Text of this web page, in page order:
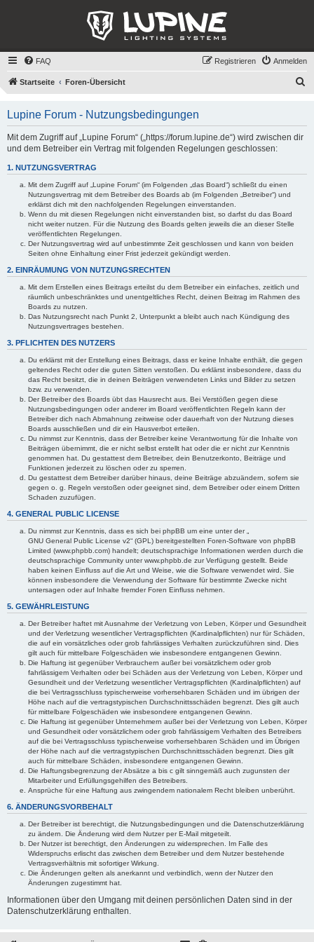
FAQ Anmelden
Registrieren
Startseite Foren-Übersicht
Lupine Forum - Nutzungsbedingungen
Mit dem Zugriff auf „Lupine Forum“ („https://forum.lupine.de“) wird zwischen dir
und dem Betreiber ein Vertrag mit folgenden Regelungen geschlossen:
1. NUTZUNGSVERTRAG
Mit dem Zugriff auf „Lupine Forum“ (im Folgenden „das Board“) schließt du einen
Nutzungsvertrag mit dem Betreiber des Boards ab (im Folgenden „Betreiber“) und
erklärst dich mit den nachfolgenden Regelungen einverstanden.
Wenn du mit diesen Regelungen nicht einverstanden bist, so darfst du das Board
nicht weiter nutzen. Für die Nutzung des Boards gelten jeweils die an dieser Stelle
veröffentlichten Regelungen.
Der Nutzungsvertrag wird auf unbestimmte Zeit geschlossen und kann von beiden
Seiten ohne Einhaltung einer Frist jederzeit gekündigt werden.
2. EINRÄUMUNG VON NUTZUNGSRECHTEN
Mit dem Erstellen eines Beitrags erteilst du dem Betreiber ein einfaches, zeitlich und
räumlich unbeschränktes und unentgeltliches Recht, deinen Beitrag im Rahmen des
Boards zu nutzen.
Das Nutzungsrecht nach Punkt 2, Unterpunkt a bleibt auch nach Kündigung des
Nutzungsvertrages bestehen.
3. PFLICHTEN DES NUTZERS
Du erklärst mit der Erstellung eines Beitrags, dass er keine Inhalte enthält, die gegen
geltendes Recht oder die guten Sitten verstoßen. Du erklärst insbesondere, dass du
das Recht besitzt, die in deinen Beiträgen verwendeten Links und Bilder zu setzen
bzw. zu verwenden.
Der Betreiber des Boards übt das Hausrecht aus. Bei Verstößen gegen diese
Nutzungsbedingungen oder anderer im Board veröffentlichten Regeln kann der
Betreiber dich nach Abmahnung zeitweise oder dauerhaft von der Nutzung dieses
Boards ausschließen und dir ein Hausverbot erteilen.
Du nimmst zur Kenntnis, dass der Betreiber keine Verantwortung für die Inhalte von
Beiträgen übernimmt, die er nicht selbst erstellt hat oder die er nicht zur Kenntnis
genommen hat. Du gestattest dem Betreiber, dein Benutzerkonto, Beiträge und
Funktionen jederzeit zu löschen oder zu sperren.
Du gestattest dem Betreiber darüber hinaus, deine Beiträge abzuändern, sofern sie
gegen o. g. Regeln verstoßen oder geeignet sind, dem Betreiber oder einem Dritten
Schaden zuzufügen.
4. GENERAL PUBLIC LICENSE
Du nimmst zur Kenntnis, dass es sich bei phpBB um eine unter der „
GNU General Public License v2“ (GPL) bereitgestellten Foren-Software von phpBB
Limited (www.phpbb.com) handelt; deutschsprachige Informationen werden durch die
deutschsprachige Community unter www.phpbb.de zur Verfügung gestellt. Beide
haben keinen Einfluss auf die Art und Weise, wie die Software verwendet wird. Sie
können insbesondere die Verwendung der Software für bestimmte Zwecke nicht
untersagen oder auf Inhalte fremder Foren Einfluss nehmen.
5. GEWÄHRLEISTUNG
Der Betreiber haftet mit Ausnahme der Verletzung von Leben, Körper und Gesundheit
und der Verletzung wesentlicher Vertragspflichten (Kardinalpflichten) nur für Schäden,
die auf ein vorsätzliches oder grob fahrlässiges Verhalten zurückzuführen sind. Dies
gilt auch für mittelbare Folgeschäden wie insbesondere entgangenen Gewinn.
Die Haftung ist gegenüber Verbrauchern außer bei vorsätzlichem oder grob
fahrlässigem Verhalten oder bei Schäden aus der Verletzung von Leben, Körper und
Gesundheit und der Verletzung wesentlicher Vertragspflichten (Kardinalpflichten) auf
die bei Vertragsschluss typischerweise vorhersehbaren Schäden und im übrigen der
Höhe nach auf die vertragstypischen Durchschnittsschäden begrenzt. Dies gilt auch
für mittelbare Folgeschäden wie insbesondere entgangenen Gewinn.
Die Haftung ist gegenüber Unternehmern außer bei der Verletzung von Leben, Körper
und Gesundheit oder vorsätzlichem oder grob fahrlässigem Verhalten des Betreibers
auf die bei Vertragsschluss typischerweise vorhersehbaren Schäden und im Übrigen
der Höhe nach auf die vertragstypischen Durchschnittsschäden begrenzt. Dies gilt
auch für mittelbare Schäden, insbesondere entgangenen Gewinn.
Die Haftungsbegrenzung der Absätze a bis c gilt sinngemäß auch zugunsten der
Mitarbeiter und Erfüllungsgehilfen des Betreibers.
Ansprüche für eine Haftung aus zwingendem nationalem Recht bleiben unberührt.
6. ÄNDERUNGSVORBEHALT
Der Betreiber ist berechtigt, die Nutzungsbedingungen und die Datenschutzerklärung
zu ändern. Die Änderung wird dem Nutzer per E-Mail mitgeteilt.
Der Nutzer ist berechtigt, den Änderungen zu widersprechen. Im Falle des
Widerspruchs erlischt das zwischen dem Betreiber und dem Nutzer bestehende
Vertragsverhältnis mit sofortiger Wirkung.
Die Änderungen gelten als anerkannt und verbindlich, wenn der Nutzer den
Änderungen zugestimmt hat.
Informationen über den Umgang mit deinen persönlichen Daten sind in der
Datenschutzerklärung enthalten.